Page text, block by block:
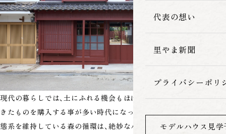
代表の想い
里やま新聞
プライバシーポリ
モデルハウス見学
現代の暮らしでは、土にふれる機会もほぼなくなり、お金を払ってで
きたものを購入する事が多い時代になってしまいました。豊かな生
態系を維持している森の循環は、絶妙なバランスで成り立っており